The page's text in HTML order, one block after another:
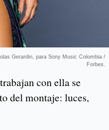
Gerardin, para Sony Music Colombia /
Forbes.
con ella se
del montaje: luces,